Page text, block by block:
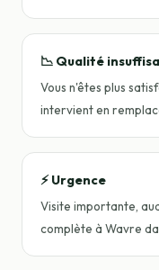
📉 Qualité
Vous n'êtes plus
intervient en
⚡ Urgence
Visite importante,
complète à Wavre